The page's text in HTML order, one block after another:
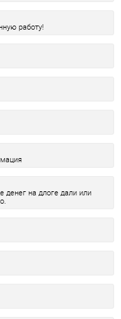
работу!
денег на длоге дали или